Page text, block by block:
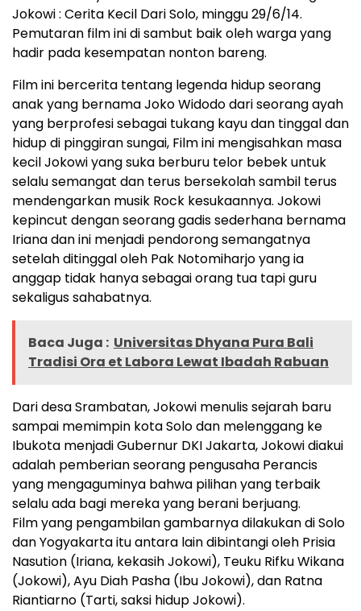
Jokowi : Cerita Kecil Dari Solo, minggu 29/6/14.
Pemutaran film ini di sambut baik oleh warga yang
hadir pada kesempatan nonton bareng.
Film ini bercerita tentang legenda hidup seorang
anak yang bernama Joko Widodo dari seorang ayah
yang berprofesi sebagai tukang kayu dan tinggal dan
hidup di pinggiran sungai, Film ini mengisahkan masa
kecil Jokowi yang suka berburu telor bebek untuk
selalu semangat dan terus bersekolah sambil terus
mendengarkan musik Rock kesukaannya. Jokowi
kepincut dengan seorang gadis sederhana bernama
Iriana dan ini menjadi pendorong semangatnya
setelah ditinggal oleh Pak Notomiharjo yang ia
anggap tidak hanya sebagai orang tua tapi guru
sekaligus sahabatnya.
Baca Juga : Universitas Dhyana Pura Bali
Tradisi Ora et Labora Lewat Ibadah Rabuan
Dari desa Srambatan, Jokowi menulis sejarah baru
sampai memimpin kota Solo dan melenggang ke
Ibukota menjadi Gubernur DKI Jakarta, Jokowi diakui
adalah pemberian seorang pengusaha Perancis
yang mengaguminya bahwa pilihan yang terbaik
selalu ada bagi mereka yang berani berjuang.
Film yang pengambilan gambarnya dilakukan di Solo
dan Yogyakarta itu antara lain dibintangi oleh Prisia
Nasution (Iriana, kekasih Jokowi), Teuku Rifku Wikana
(Jokowi), Ayu Diah Pasha (Ibu Jokowi), dan Ratna
Riantiarno (Tarti, saksi hidup Jokowi).